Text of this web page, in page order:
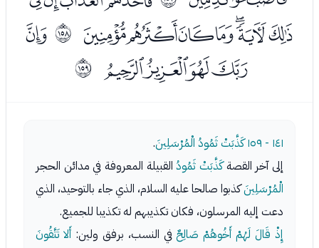
ﰃﰄﰅﰆﰇﰈﰉ ﲝ ﰋ
ﰌﰍﰎﰏ ﲞ
١٤١ - ١٥٩ كَذَّبَتْ ثَمُودُ الْمُرْسَلِينَ.
إلى آخر القصةكَذَّبَتْ ثَمُودُالقبيلة المعروفة في مدائن الحجر
الْمُرْسَلِينَكذبوا صالحا عليه السلام، الذي جاء بالتوحيد، الذي
دعت إليه المرسلون، فكان تكذيبهم له تكذيبا للجميع.
إِذْ قَالَ لَهُمْ أَخُوهُمْ صَالِحٌفي النسب، برفق ولين:أَلا تَتَّقُونَ